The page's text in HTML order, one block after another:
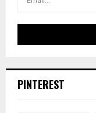
PINTEREST